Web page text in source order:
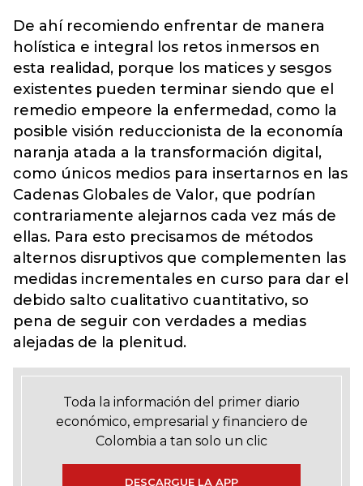
De ahí recomiendo enfrentar de manera
holística e integral los retos inmersos en
esta realidad, porque los matices y sesgos
existentes pueden terminar siendo que el
remedio empeore la enfermedad, como la
posible visión reduccionista de la economía
naranja atada a la transformación digital,
como únicos medios para insertarnos en las
Cadenas Globales de Valor, que podrían
contrariamente alejarnos cada vez más de
ellas. Para esto precisamos de métodos
alternos disruptivos que complementen las
medidas incrementales en curso para dar el
debido salto cualitativo cuantitativo, so
pena de seguir con verdades a medias
alejadas de la plenitud.
Toda la información del primer diario
económico, empresarial y financiero de
Colombia a tan solo un clic
DESCARGUE LA APP